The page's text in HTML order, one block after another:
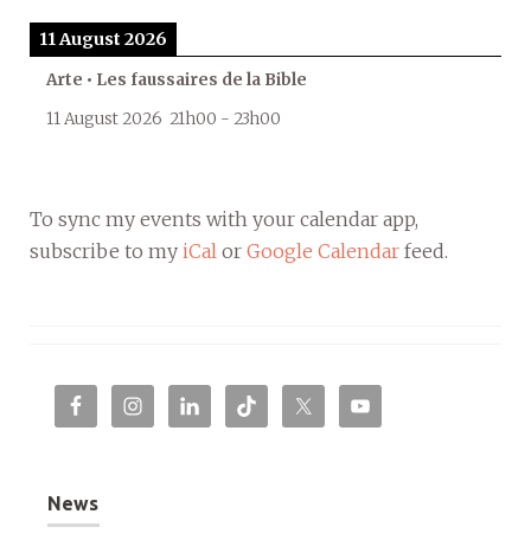
11 August 2026
Arte • Les faussaires de la Bible
11 August 2026 21h00 - 23h00
To sync my events with your calendar app,
subscribe to my iCal or Google Calendar feed.
News